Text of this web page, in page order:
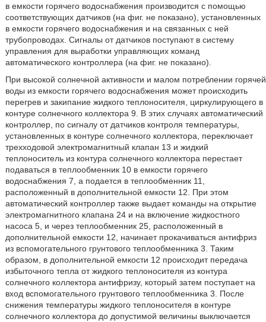
в емкости горячего водоснабжения производится с помощью
соответствующих датчиков (на фиг. не показано), установленных
в емкости горячего водоснабжения и на связанных с ней
трубопроводах. Сигналы от датчиков поступают в систему
управления для выработки управляющих команд
автоматического контроллера (на фиг. не показано).
При высокой солнечной активности и малом потреблении горячей
воды из емкости горячего водоснабжения может происходить
перегрев и закипание жидкого теплоносителя, циркулирующего в
контуре солнечного коллектора 9. В этих случаях автоматический
контроллер, по сигналу от датчиков контроля температуры,
установленных в контуре солнечного коллектора, переключает
трехходовой электромагнитный клапан 13 и жидкий
теплоноситель из контура солнечного коллектора перестает
подаваться в теплообменник 10 в емкости горячего
водоснабжения 7, а подается в теплообменник 11,
расположенный в дополнительной емкости 12. При этом
автоматический контроллер также выдает команды на открытие
электромагнитного клапана 24 и на включение жидкостного
насоса 5, и через теплообменник 25, расположенный в
дополнительной емкости 12, начинает прокачиваться антифриз
из вспомогательного грунтового теплообменника 3. Таким
образом, в дополнительной емкости 12 происходит передача
избыточного тепла от жидкого теплоносителя из контура
солнечного коллектора антифризу, который затем поступает на
вход вспомогательного грунтового теплообменника 3. После
снижения температуры жидкого теплоносителя в контуре
солнечного коллектора до допустимой величины выключается